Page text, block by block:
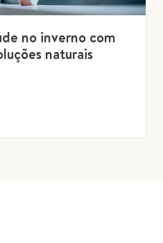
no inverno com
naturais